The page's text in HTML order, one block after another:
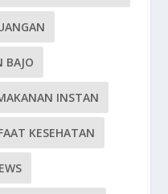
BAJO
INSTAN
KESEHATAN